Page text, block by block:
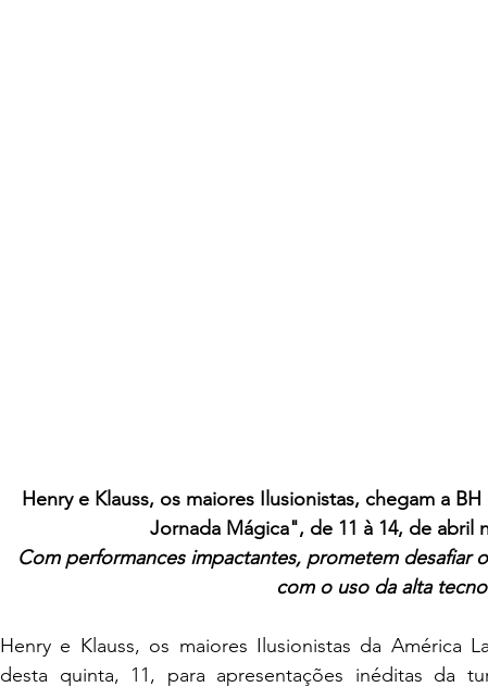
Henry e Klauss, os maiores Ilusionistas, chegam a
Jornada Mágica", de 11 à 14, de abril
Com performances impactantes, prometem desafiar
com o uso da alta
Henry e Klauss, os maiores Ilusionistas da América
desta quinta, 11, para apresentações inéditas da